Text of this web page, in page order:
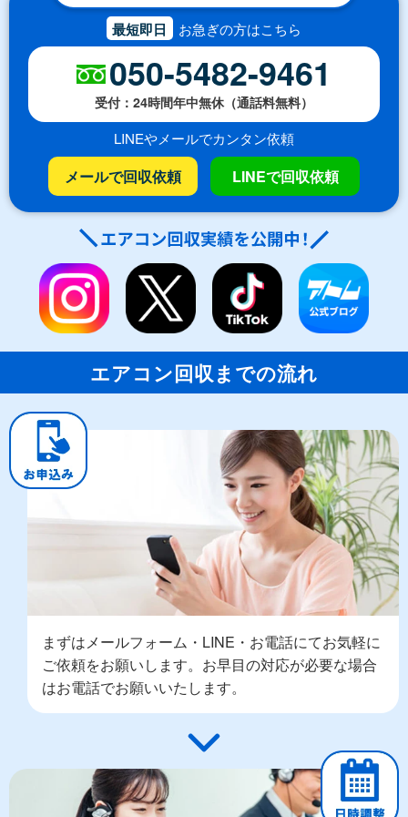
最短即日 お急ぎの方はこちら
050-5482-9461
受付：24時間年中無休（通話料無料）
LINEやメールでカンタン依頼
メールで回収依頼 LINEで回収依頼
エアコン回収までの流れ
まずはメールフォーム・LINE・お電話にてお気軽に
ご依頼をお願いします。お早目の対応が必要な場合
はお電話でお願いいたします。